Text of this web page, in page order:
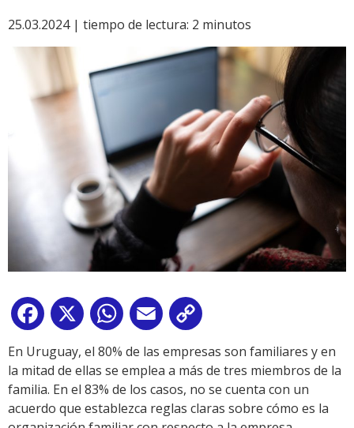
25.03.2024 | tiempo de lectura: 2 minutos
Facebook
X WhatsApp
Email
Link
En Uruguay, el 80% de las empresas son familiares y en
la mitad de ellas se emplea a más de tres miembros de la
familia. En el 83% de los casos, no se cuenta con un
acuerdo que establezca reglas claras sobre cómo es la